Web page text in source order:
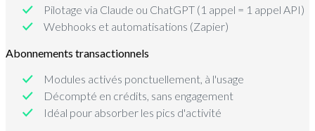
Pilotage via Claude ou ChatGPT (1 appel = 1 appel API)
Webhooks et automatisations (Zapier)
Abonnements transactionnels
Modules activés ponctuellement, à l'usage
Décompté en crédits, sans engagement
Idéal pour absorber les pics d'activité